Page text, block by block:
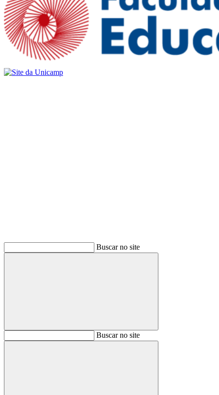
Buscar no site
BuscarBuscar no site